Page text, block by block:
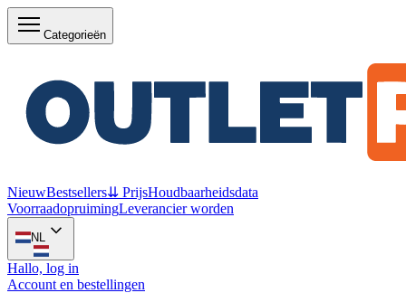
Categorieën
NieuwBestsellers⇊ PrijsHoudbaarheidsdata
VoorraadopruimingLeverancier worden
NL
Hallo, log in
Account en bestellingen